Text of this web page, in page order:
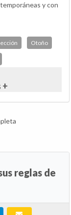
y con
Otoño
+
reglas de